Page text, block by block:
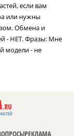
если вам
или нужны
Обмена и
- НЕТ. Фразы: Мне
модели - не
РЕКЛАМА